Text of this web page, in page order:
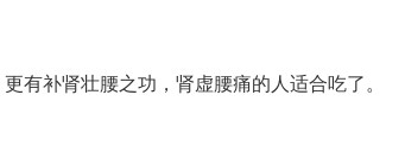
补肾壮腰之功，肾虚腰痛的人适合吃了。